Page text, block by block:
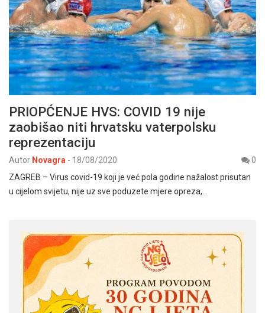
PRIOPĆENJE HVS: COVID 19 nije
zaobišao niti hrvatsku vaterpolsku
reprezentaciju
Autor Novagra - 18/08/2020
0
ZAGREB – Virus covid-19 koji je već pola godine nažalost prisutan
u cijelom svijetu, nije uz sve poduzete mjere opreza,…